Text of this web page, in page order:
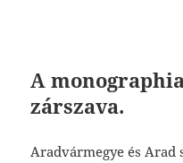
A
zárszava.
Aradvármegye és Arad